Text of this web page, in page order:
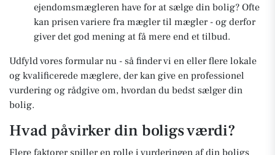
ejendomsmægleren have for at sælge din bolig? Ofte
kan prisen variere fra mægler til mægler - og derfor
giver det god mening at få mere end et tilbud.
Udfyld vores formular nu - så finder vi en eller flere lokale
og kvalificerede mæglere, der kan give en professionel
vurdering og rådgive om, hvordan du bedst sælger din
bolig.
Hvad påvirker din boligs værdi?
Flere faktorer spiller en rolle i vurderingen af din boligs